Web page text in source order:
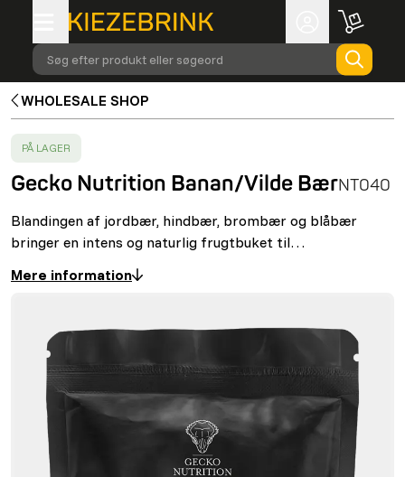
Søg efter produkt eller søgeord
WHOLESALE SHOP
SUCCESS
PÅ LAGER
Gecko Nutrition Banan/Vilde BærNT040
Blandingen af jordbær, hindbær, brombær og blåbær
bringer en intens og naturlig frugtbuket til…
Mere information